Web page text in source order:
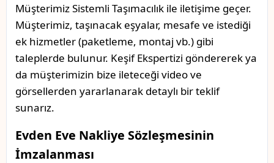
Müşterimiz Sistemli Taşımacılık ile iletişime geçer.
Müşterimiz, taşınacak eşyalar, mesafe ve istediği
ek hizmetler (paketleme, montaj vb.) gibi
taleplerde bulunur. Keşif Ekspertizi göndererek ya
da müşterimizin bize ileteceği video ve
görsellerden yararlanarak detaylı bir teklif
sunarız.
Evden Eve Nakliye Sözleşmesinin
İmzalanması